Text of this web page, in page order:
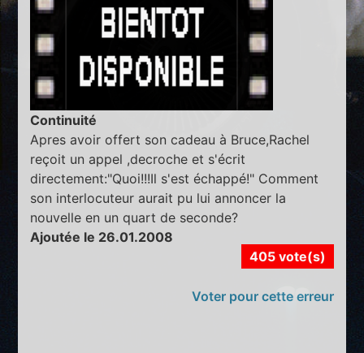
Continuité
Apres avoir offert son cadeau à Bruce,Rachel
reçoit un appel ,decroche et s'écrit
directement:"Quoi!!!Il s'est échappé!" Comment
son interlocuteur aurait pu lui annoncer la
nouvelle en un quart de seconde?
Ajoutée le 26.01.2008
405 vote(s)
Voter pour cette erreur